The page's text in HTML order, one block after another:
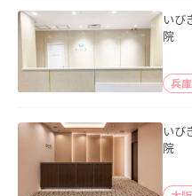
いび
院
兵
いび
院